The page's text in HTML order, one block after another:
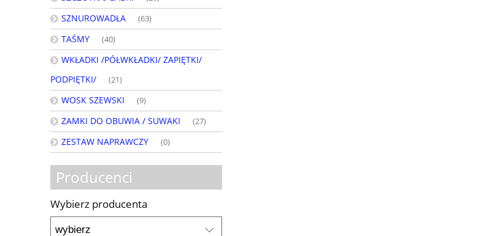
SZNUROWADŁA (63)
TAŚMY (40)
WKŁADKI /PÓŁWKŁADKI/ ZAPIĘTKI/
PODPIĘTKI/
(21)
WOSK SZEWSKI (9)
ZAMKI DO OBUWIA / SUWAKI (27)
ZESTAW NAPRAWCZY (0)
Producenci
Wybierz producenta